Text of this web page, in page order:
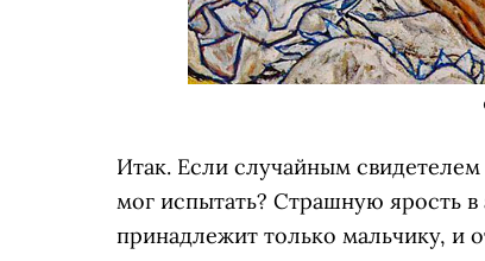
Итак. Если случайным свидетелем
мог испытать? Страшную ярость
принадлежит только мальчику, и